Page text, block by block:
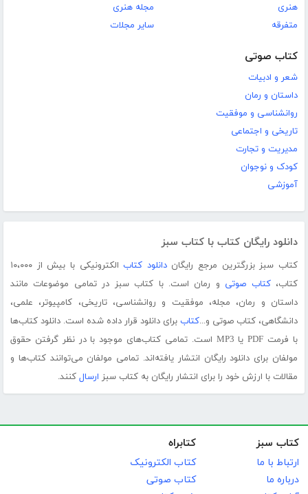
هنری
متفرقه
مجله هنری
سایر مجلات
کتاب صوتی
شعر و ادبیات
داستان و رمان
روانشناسی و موفقیت
تاریخی و اجتماعی
مدیریت و تجارت
کودک و نوجوان
آموزشی
دانلود رایگان کتاب با کتاب سبز
کتاب سبز بزرگترین مرجع رایگاندانلود کتاب
الکترونیکی با بیش از ۱۰،۰۰۰
کتاب،کتاب صوتی و رمان است. با کتاب سبز در تمامی موضوعات مانند
داستان و رمان، مجله، موفقیت و روانشناسی، تاریخی، کامپیوتر، علمی،
دانشگاهی، کتاب صوتی و...کتاب برای دانلود قرار داده شده است. دانلود کتاب‌ها
با فرمت PDF یا MP3 است. تمامی کتاب‌های موجود با در نظر گرفتن حقوق
مولفان برای دانلود رایگان انتشار یافته‌اند. تمامی مولفان می‌توانند کتاب‌ها و
مقالات با ارزش خود را برای انتشار رایگان به کتاب سبز ارسال کنند.
کتاب سبز
ارتباط با ما
درباره ما
کتابراه
کتاب الکترونیک
کتاب صوتی